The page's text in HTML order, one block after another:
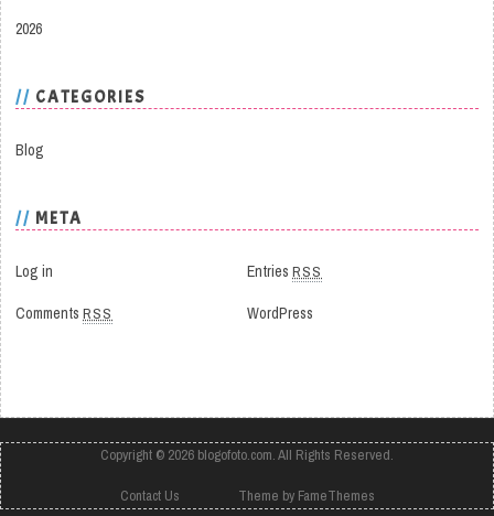
2026
CATEGORIES
Blog
META
Log in Entries RSS
CommentsRSS WordPress
Copyright © 2026 blogofoto.com. All Rights Reserved.
Contact Us Theme by FameThemes